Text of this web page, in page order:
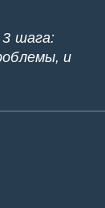
3 шага:
и